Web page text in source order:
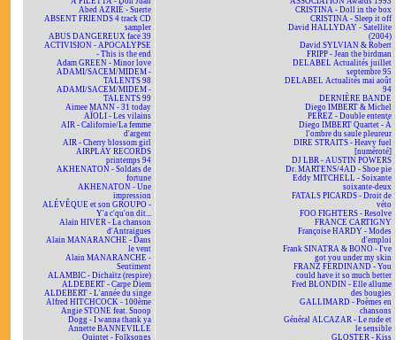
Abed AZRIÉ - Suerte
ABSENT FRIENDS 4 track CD
sampler
ABUS DANGEREUX face 39
ACTIVISION - APOCALYPSE
- This is the end
Adam GREEN - Minor love
ADAMI/SACEM/MIDEM -
TALENTS 98
ADAMI/SACEM/MIDEM -
TALENTS 99
Aimee MANN - 31 today
AÏOLI - Les vilains
AIR - Californie/La femme
d'argent
AIR - Cherry blossom girl
AIRPLAY RECORDS
printemps 94
AKHENATON - Soldats de
fortune
AKHENATON - Une
impression
ALÉVÊQUE et son GROUPO -
Y'a c'qu'on dit...
Alain HIVER - La chanson
d'Antraigues
Alain MANARANCHE - Dans
le vent
Alain MANARANCHE -
Sentiment
ALAMBIC - Dichaïtz (respire)
ALDEBERT - Carpe Diem
ALDEBERT - L'année du singe
Alfred HITCHCOCK - 100ème
Angie STONE feat. Snoop
Dogg - I wanna thank ya
Annette BANNEVILLE
Quintet - Folksongs
CRISTINA - Doll in the box
CRISTINA - Sleep it off
David HALLYDAY - Satellite
(2004)
David SYLVIAN & Robert
FRIPP - Jean the birdman
DELABEL Actualités juillet
septembre 95
DELABEL Actualités mai août
94
DERNIÈRE BANDE
Diego IMBERT & Michel
PEREZ - Double entente
Diego IMBERT Quartet - À
l'ombre du saule pleureur
DIRE STRAITS - Heavy fuel
[numéroté]
DJ LBR - AUSTIN POWERS
Dr. MARTENS/4AD - Shoe pie
Eddy MITCHELL - Soixante
soixante-deux
FATALS PICARDS - Droit de
véto
FOO FIGHTERS - Resolve
FRANCE CARTIGNY
Françoise HARDY - Modes
d'emploi
Frank SINATRA & BONO - I've
got you under my skin
FRANZ FERDINAND - You
could have it so much better
Fred BLONDIN - Elle allume
des bougies
GALLIMARD - Poèmes en
chansons
Général ALCAZAR - Le rude et
le sensible
GLOSTER - Kiss